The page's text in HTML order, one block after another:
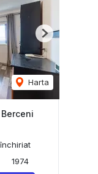
Harta
Next
1974